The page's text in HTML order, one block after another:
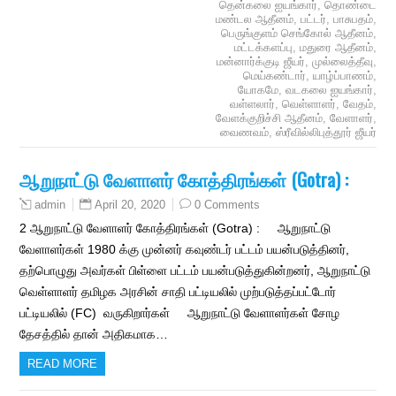
தென்கலை ஐயங்கார், தொண்டை
மண்டல ஆதீனம், பட்டர், பாசுபதம்,
பெருங்குளம் செங்கோல் ஆதீனம்,
மட்டக்களப்பு, மதுரை ஆதீனம்,
மன்னார்க்குடி ஜீயர், முல்லைத்தீவு,
மெய்கண்டார், யாழ்ப்பாணம்,
யோகமே, வடகலை ஐயங்கார்,
வள்ளலார், வெள்ளாளர், வேதம்,
வேளக்குறிச்சி ஆதீனம், வேளாளர்,
வைணவம், ஸ்ரீவில்லிபுத்தூர் ஜீயர்
ஆறுநாட்டு வேளாளர் கோத்திரங்கள் (Gotra) :
admin April 20, 2020 0 Comments
2 ஆறுநாட்டு வேளாளர் கோத்திரங்கள் (Gotra) : ஆறுநாட்டு
வேளாளர்கள் 1980 க்கு முன்னர் கவுண்டர் பட்டம் பயன்படுத்தினர்,
தற்பொழுது அவர்கள் பிள்ளை பட்டம் பயன்படுத்துகின்றனர், ஆறுநாட்டு
வெள்ளாளர் தமிழக அரசின் சாதி பட்டியலில் முற்படுத்தப்பட்டோர்
பட்டியலில் (FC) வருகிறார்கள் ஆறுநாட்டு வேளாளர்கள் சோழ
தேசத்தில் தான் அதிகமாக…
READ MORE